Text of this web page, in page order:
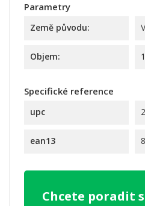
Parametry
Země původu:
Objem:
Specifické reference
upc
ean13
Chcete poradit